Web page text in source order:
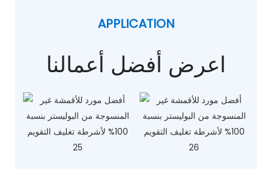
APPLICATION
اعرض أفضل أعمالنا